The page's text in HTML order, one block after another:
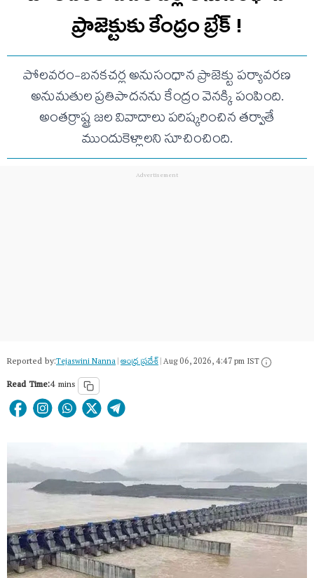
ప్రాజెక్టుకు కేంద్రం బ్రేక్ !
పోలవరం-బనకచర్ల అనుసంధాన ప్రాజెక్టు పర్యావరణ
అనుమతుల ప్రతిపాదనను కేంద్రం వెనక్కి పంపింది.
అంతర్రాష్ట్ర జల వివాదాలు పరిష్కరించిన తర్వాతే
ముందుకెళ్లాలని సూచించింది.
Reported by:Tejaswini Nanna|ఆంధ్ర ప్రదేశ్|Aug 06, 2026, 4:47 pm IST
Read Time:4 mins